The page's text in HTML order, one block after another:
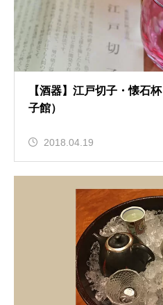
【酒器】江戸切子・懐石
子館）
2018.04.19